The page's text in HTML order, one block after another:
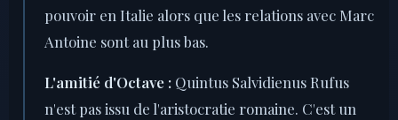
pouvoir en Italie alors que les relations avec Marc
Antoine sont au plus bas.
L'amitié d'Octave : Quintus Salvidienus Rufus
n'est pas issu de l'aristocratie romaine. C'est un